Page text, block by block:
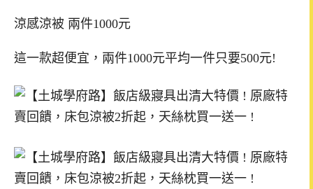
涼感涼被 兩件1000元
這一款超便宜，兩件1000元平均一件只要500元!